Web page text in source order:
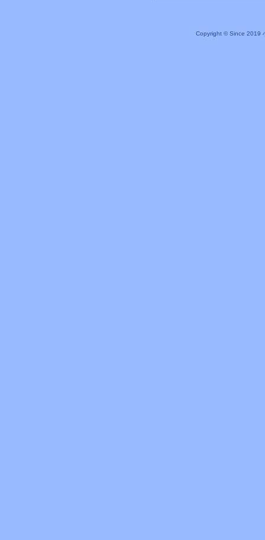
Copyright © Since 2019